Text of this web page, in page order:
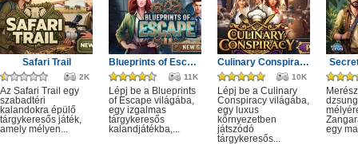
Safari Trail
2K
Az Safari Trail egy
szabadtéri
kalandokra épülő
tárgykeresős játék,
amely mélyen...
Blueprints of Escape
11K
Lépj be a Blueprints
of Escape világába,
egy izgalmas
tárgykeresős
kalandjátékba,...
Culinary Conspiracy
10K
Lépj be a Culinary
Conspiracy világába,
egy luxus
környezetben
játszódó
tárgykeresős...
egy